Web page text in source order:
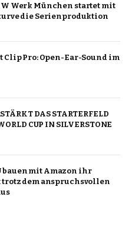
Werk München startet mit
die Serienproduktion
Clip Pro: Open-Ear-Sound im
DAS STARTERFELD
CUP IN SILVERSTONE
bauen mit Amazon ihr
dem anspruchsvollen